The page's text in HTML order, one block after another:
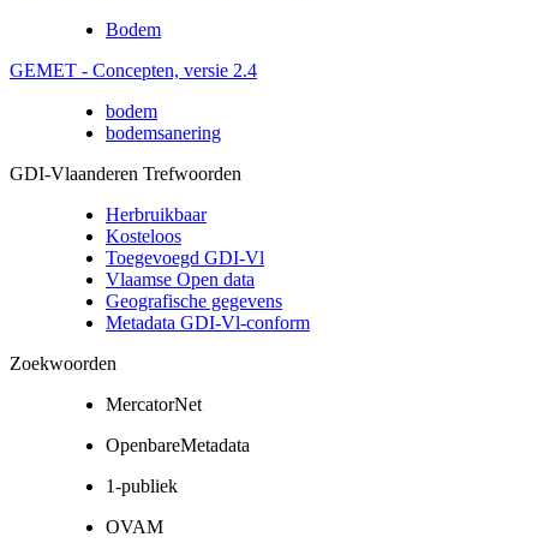
Bodem
GEMET - Concepten, versie 2.4
bodem
bodemsanering
GDI-Vlaanderen Trefwoorden
Herbruikbaar
Kosteloos
Toegevoegd GDI-Vl
Vlaamse Open data
Geografische gegevens
Metadata GDI-Vl-conform
Zoekwoorden
MercatorNet
OpenbareMetadata
1-publiek
OVAM